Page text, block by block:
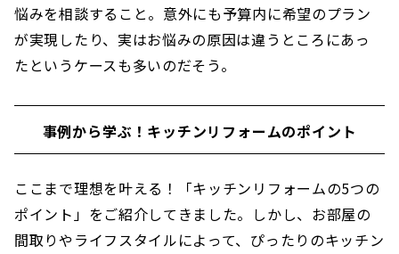
悩みを相談すること。意外にも予算内に希望のプラン
が実現したり、実はお悩みの原因は違うところにあっ
たというケースも多いのだそう。
事例から学ぶ！キッチンリフォームのポイント
ここまで理想を叶える！「キッチンリフォームの5つの
ポイント」をご紹介してきました。しかし、お部屋の
間取りやライフスタイルによって、ぴったりのキッチン